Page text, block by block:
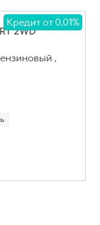
Кредит от 0,01%
2WD
,